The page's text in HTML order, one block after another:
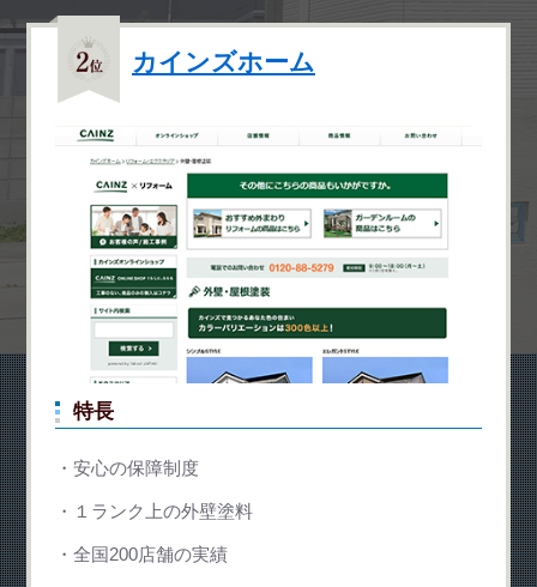
カインズホーム
特長
安心の保障制度
１ランク上の外壁塗料
全国200店舗の実績